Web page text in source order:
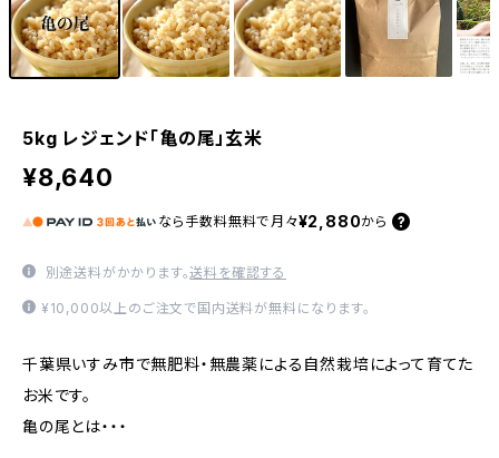
5kg レジェンド「亀の尾」玄米
¥8,640
なら 手数料無料で 月々¥2,880から
別途送料がかかります。送料を確認する
¥10,000以上のご注文で国内送料が無料になります。
千葉県いすみ市で無肥料・無農薬による自然栽培によって育てた
お米です。
亀の尾とは・・・